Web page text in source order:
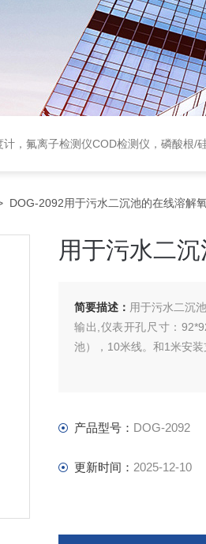
仪，磷酸根/硅酸根分析仪，PH电极、溶氧电极、电导
DOG-2092用于污水二沉池的在线溶解
用于污水二
简要描述： 用于污水二沉
输出,仪表开孔尺寸：
池），10米线。和1米安装
产品型号： DOG-2092
更新时间： 2025-12-10